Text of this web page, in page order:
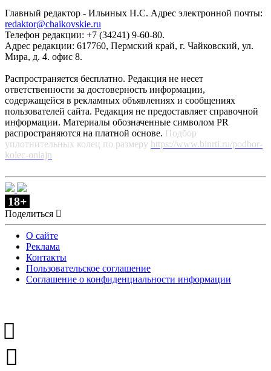
Главный редактор - Ильиных Н.С. Адрес электронной почты:
redaktor@chaikovskie.ru
Телефон редакции: +7 (34241) 9-60-80.
Адрес редакции: 617760, Пермский край, г. Чайковский, ул.
Мира, д. 4. офис 8.
Распространяется бесплатно. Редакция не несет
ответственности за достоверность информации,
содержащейся в рекламных объявлениях и сообщениях
пользователей сайта. Редакция не предоставляет справочной
информации. Материалы обозначенные символом PR
распространяются на платной основе. Подбор
уплотнительных колец по размеру https://www.binrti.ru/podbor-
kolec-onlajn
18+
Поделиться
О сайте
Реклама
Контакты
Пользовательское соглашение
Соглашение о конфиденциальности информации